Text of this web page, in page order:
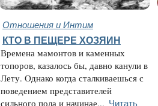
Отношения и Интим
КТО В ПЕЩЕРЕ ХОЗЯИН
Времена мамонтов и каменных
топоров, казалось бы, давно канули в
Лету. Однако когда сталкиваешься с
поведением представителей
сильного пола и начинае... Читать